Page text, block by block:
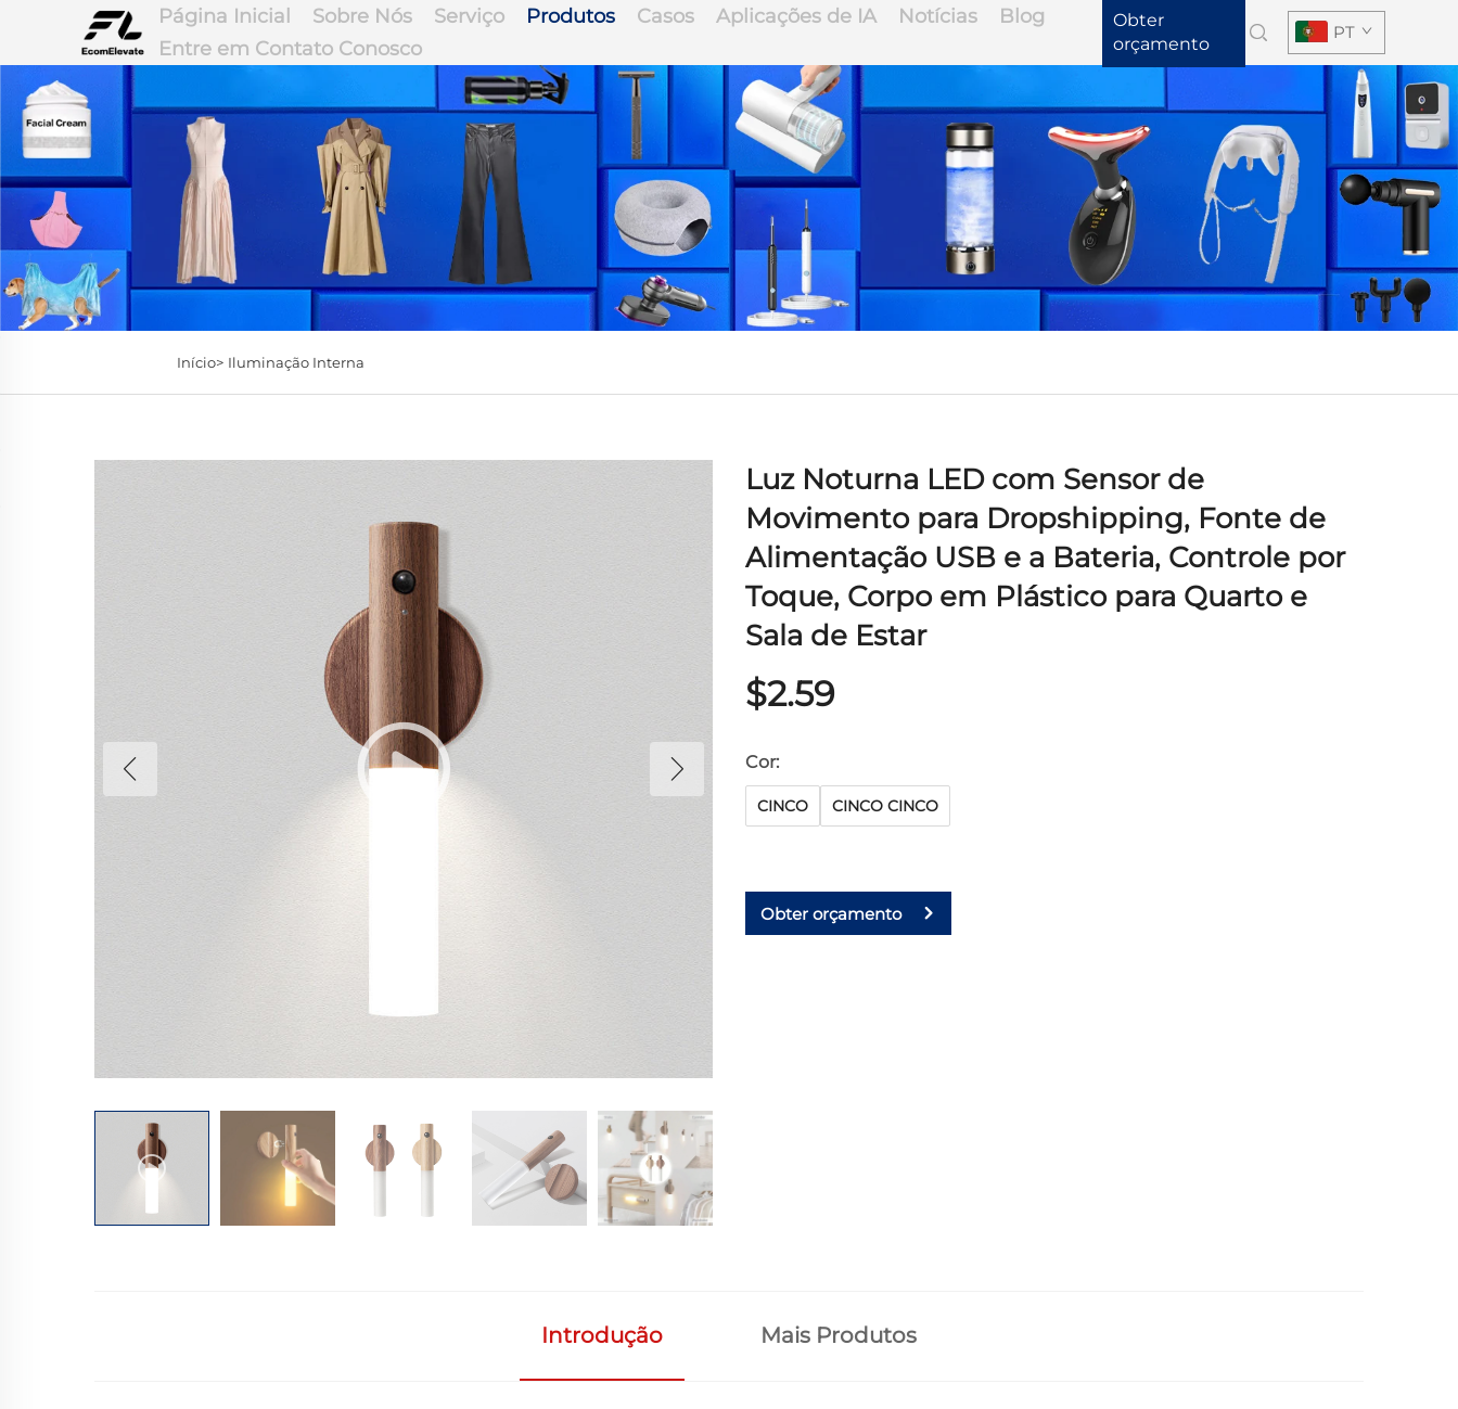
Página Inicial Sobre Nós Serviço Produtos Casos Aplicações de IA Notícias
Blog
Entre em Contato Conosco
Obter
orçamento
PT
Início> Iluminação Interna
Luz Noturna LED com Sensor de
Movimento para Dropshipping, Fonte de
Alimentação USB e a Bateria, Controle por
Toque, Corpo em Plástico para Quarto e
Sala de Estar
$2.59
Cor:
CINCO CINCO CINCO
Obter orçamento
Introdução Mais Produtos